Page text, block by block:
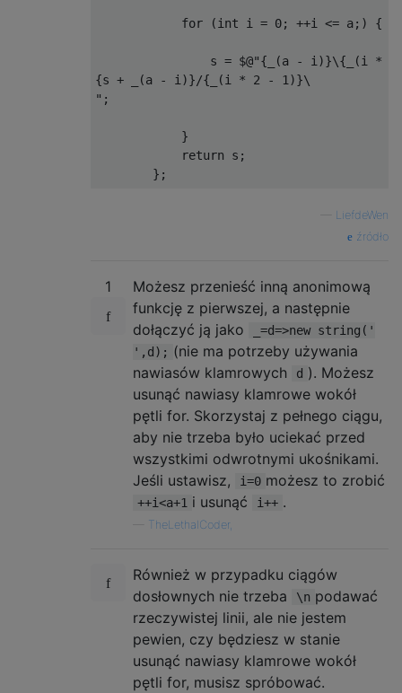
for (int i = 0; ++i <= a;) {
                s
= $@"{_(a - i)}\{_(i * 2
{s + _(a - i)}/{_(i * 2 - 1)}\
" ;
}
return s ;
};
LiefdeWen
źródło
1
Możesz przenieść inną anonimową
funkcję z pierwszej, a następnie
dołączyć ją jako
_=d=>new string('
',d); (nie ma potrzeby używania
nawiasów klamrowych
d ). Możesz
usunąć nawiasy klamrowe wokół
pętli for. Skorzystaj z pełnego ciągu,
aby nie trzeba było uciekać przed
wszystkimi odwrotnymi ukośnikami.
Jeśli ustawisz,
i=0 możesz to zrobić
++i<a+1 i usunąć i++ .
TheLethalCoder,
Również w przypadku ciągów
dosłownych nie trzeba
\n podawać
rzeczywistej linii, ale nie jestem
pewien, czy będziesz w stanie
usunąć nawiasy klamrowe wokół
pętli for, musisz spróbować.